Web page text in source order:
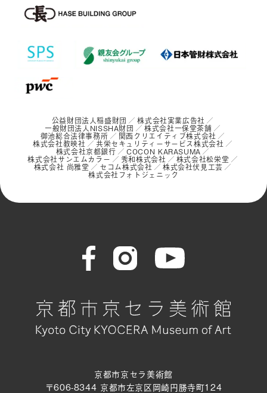
公益財団法人稲盛財団 株式会社実業広告社
一般財団法人NISSHA財団 株式会社一保堂茶舗
御池総合法律事務所 関西クリエイティブ株式会社
株式会社教映社 共栄セキュリティーサービス株式会社
株式会社京都銀行 COCON KARASUMA
株式会社サンエムカラー 秀和株式会社 株式会社松栄堂
株式会社 尚雅堂 セコム株式会社 株式会社伏見工芸
株式会社フォトジェニック
京都市京セラ美術館
〒606-8344 京都市左京区岡崎円勝寺町124